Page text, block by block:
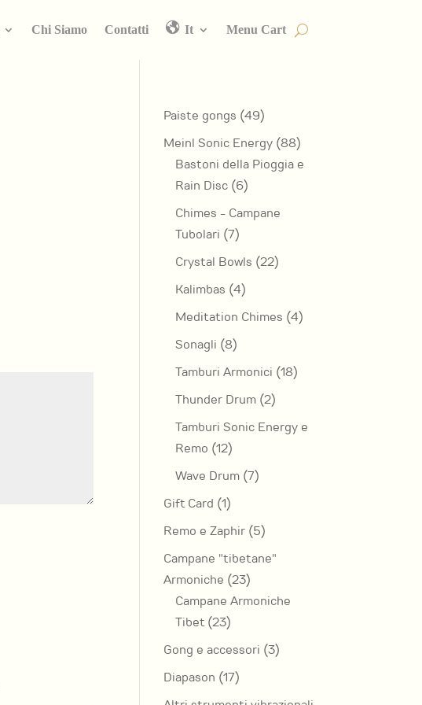
Chi Siamo Contatti It Menu Cart
Paiste gongs 4949
prodotti
Meinl Sonic Energy 8888
prodotti
Bastoni della Pioggia e
Rain Disc 66
Chimes - Campane
Tubolari 77
prodotti
Crystal Bowls 2222
Kalimbas 44
prodotti
Meditation Chimes 44
Sonagli 88
prodotti
Tamburi Armonici 1818
Thunder Drum 22
Tamburi Sonic Energy e
Remo 1212
prodotti
Wave Drum 77
Gift Card 11
prodotto
Remo e Zaphir 55
prodotti
Campane "tibetane"
Armoniche 2323
prodotti
Campane Armoniche
Tibet 2323
prodotti
Gong e accessori 33
Diapason 1717
prodotti